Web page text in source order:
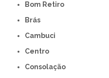
Bom Retiro
Brás
Cambuci
Centro
Consolação